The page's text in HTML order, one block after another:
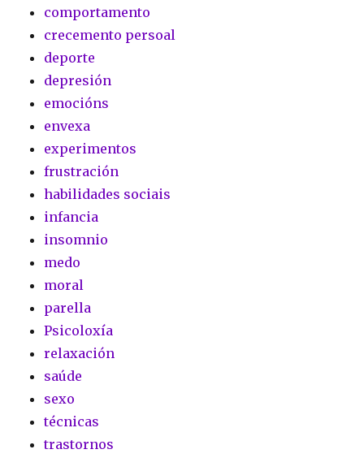
comportamento
crecemento persoal
deporte
depresión
emocións
envexa
experimentos
frustración
habilidades sociais
infancia
insomnio
medo
moral
parella
Psicoloxía
relaxación
saúde
sexo
técnicas
trastornos